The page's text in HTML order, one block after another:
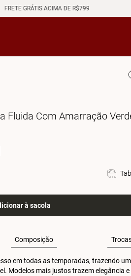
GRÁTIS ACIMA DE R$799
Fluida Com Amarração
à sacola
Composição
em todas as temporadas, trazendo
Modelos mais justos trazem elegância